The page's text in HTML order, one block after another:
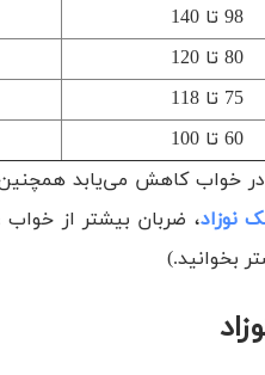
98 تا 140
80 تا 120
75 تا 118
60 تا 100
خواب کاهش می‌یابد
نوزاد، ضربان بیشتر از
بخوانید.)